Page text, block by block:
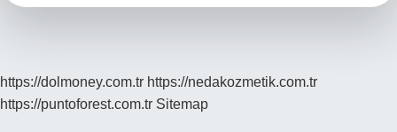
https://dolmoney.com.tr https://nedakozmetik.com.tr
https://puntoforest.com.tr Sitemap